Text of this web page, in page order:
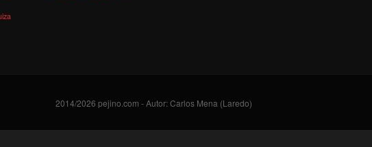
2014/2026 pejino.com - Autor: Carlos Mena (Laredo)